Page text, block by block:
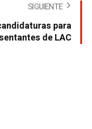
SIGUIENTE
para
de LAC